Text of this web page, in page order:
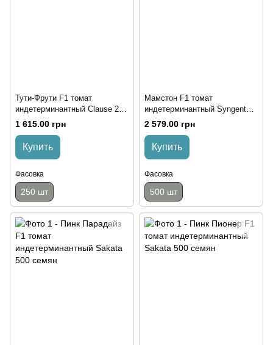
Тути-Фрути F1 томат
индетерминантный Clause 250
семян
1 615.00 грн
Купить
Фасовка
250 шт
Мамстон F1 томат
индетерминантный Syngenta
500 семян
2 579.00 грн
Купить
Фасовка
500 шт